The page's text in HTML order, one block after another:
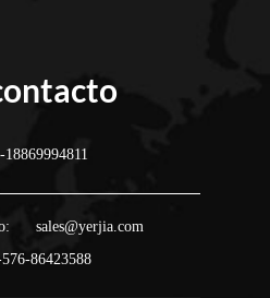
18869994811
sales@yerjia.com
86423588